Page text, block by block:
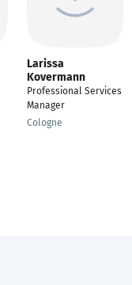
Larissa
Kovermann
Professional Services
Manager
Cologne